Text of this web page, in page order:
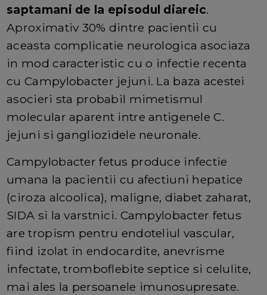
saptamani de la episodul diareic.
Aproximativ 30% dintre pacientii cu
aceasta complicatie neurologica asociaza
in mod caracteristic cu o infectie recenta
cu Campylobacter jejuni. La baza acestei
asocieri sta probabil mimetismul
molecular aparent intre antigenele C.
jejuni si gangliozidele neuronale.
Campylobacter fetus produce infectie
umana la pacientii cu afectiuni hepatice
(ciroza alcoolica), maligne, diabet zaharat,
SIDA si la varstnici. Campylobacter fetus
are tropism pentru endoteliul vascular,
fiind izolat in endocardite, anevrisme
infectate, tromboflebite septice si celulite,
mai ales la persoanele imunosupresate.